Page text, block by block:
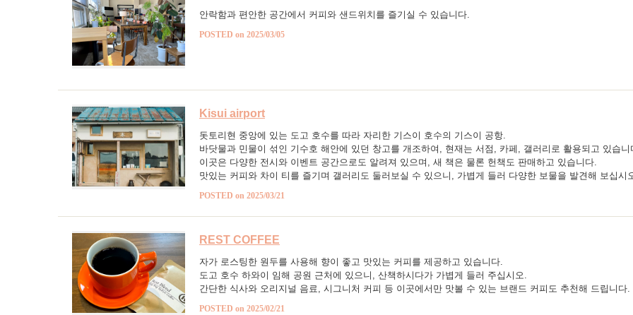
안락함과 편안한 공간에서 커피와 샌드위치를 즐기실 수 있습니다.
POSTED on 2025/03/05
Kisui airport
돗토리현 중앙에 있는 도고 호수를 따라 자리한 기스이 호수의 기스이 공항.
바닷물과 민물이 섞인 기수호 해안에 있던 창고를 개조하여, 현재는 서점, 카페, 갤러리로 활용되고 있습니
이곳은 다양한 전시와 이벤트 공간으로도 알려져 있으며, 새 책은 물론 헌책도 판매하고 있습니다.
맛있는 커피와 차이 티를 즐기며 갤러리도 둘러보실 수 있으니, 가볍게 들러 다양한 보물을 발견해 보십시
POSTED on 2025/03/21
REST COFFEE
자가 로스팅한 원두를 사용해 향이 좋고 맛있는 커피를 제공하고 있습니다.
도고 호수 하와이 임해 공원 근처에 있으니, 산책하시다가 가볍게 들러 주십시오.
간단한 식사와 오리지널 음료, 시그니처 커피 등 이곳에서만 맛볼 수 있는 브랜드 커피도 추천해 드립니다.
POSTED on 2025/02/21